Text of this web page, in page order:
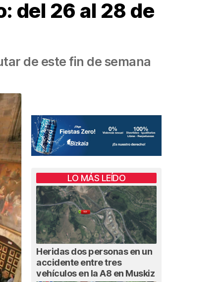
del 26 al 28 de
de este fin de semana
LO MÁS LEÍDO
Heridas dos personas en un
accidente entre tres
vehículos en la A8 en Muskiz